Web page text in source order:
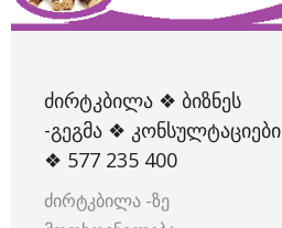
ᲫᲘᲠᲢᲙᲑᲘᲚᲐ ❖ ᲑᲘᲖᲜᲔᲡ
-ᲒᲔᲒᲛᲐ ❖ ᲙᲝᲜᲡᲣᲚᲢᲐᲪᲘᲔᲑᲘ
❖ 577 235 400
ძირტკბილა -ზე